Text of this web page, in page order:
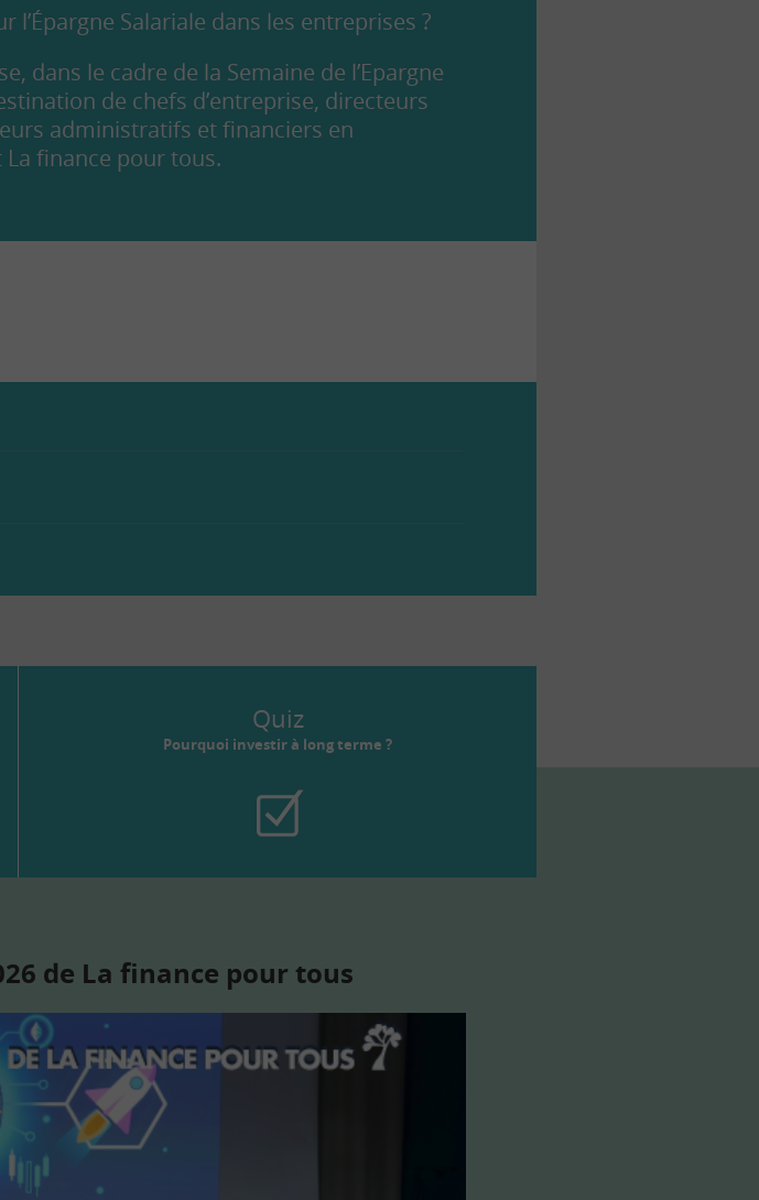
l’Épargne Salariale dans les entreprises ?
dans le cadre de la Semaine de l’Epargne
de chefs d’entreprise, directeurs
administratifs et financiers en
La finance pour tous.
Quiz
Pourquoi investir à long terme ?
de La finance pour tous